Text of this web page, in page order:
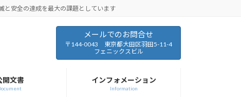
と安全の達成を最大の課題としています
メールでのお問合せ
〒144-0043 東京都大田区羽田5-11-4
フェニックスビル
開文書 インフォメーション
Information